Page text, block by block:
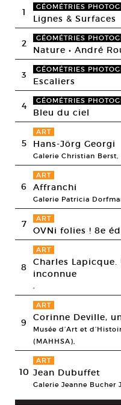
1 GÉOMÉTRIES
Lignes & Surfaces
2 GÉOMÉTRIES
Nature • André
3 GÉOMÉTRIES
Escaliers
4 GÉOMÉTRIES
Bleu du ciel
5
ART
Hans-Jörg Georgi
Galerie Christian Berst,
6
ART
Affranchi
Galerie Patricia
7 ART
OVNi folies ! 8e
8
ART
Charles
inconnue
,
9
ART
Corinne Deville,
Musée d’Art et
(MAHHSA),
10
ART
Jean Dubuffet
Galerie Jeanne Bucher